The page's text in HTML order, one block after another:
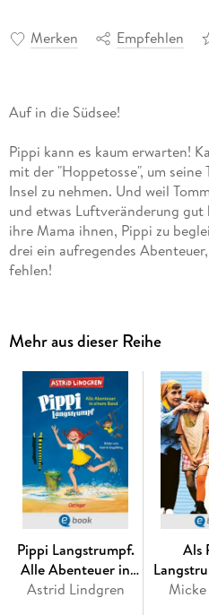
Merken Empfehlen
Pippi kann es kaum erwarten!
mit der "Hoppetosse", um seine
Insel zu nehmen. Und weil
und etwas Luftveränderung
ihre Mama ihnen, Pippi zu
drei ein aufregendes
Mehr aus dieser Reihe
Pippi Langstrumpf.
Alle Abenteuer in
einem Band
Astrid Lindgren
Als